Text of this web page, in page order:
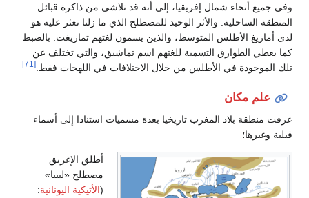
إفريقيا، إلى أنه قد تلاشى من ذاكرة قبائل
والأثر الوحيد للمصطلح الذي ما زلنا نعثر عليه هو
المتوسط، والذين يسمون لغتهم تمازيغت. بالضبط
التسمية للغتهم اسم تماشيق، والتي تختلف عن
الأطلس من خلال الاختلافات في اللهجات فقط.
المغرب تاريخيا بعدة مسميات استنادا إلى أسماء
أطلق الإغريق
مصطلح «ليبيا»
(الأتيكية اليونانية